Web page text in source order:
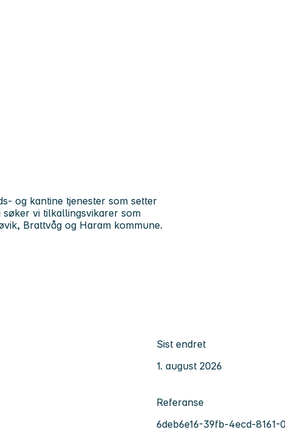
og kantine tjenester som setter
vi tilkallingsvikarer som
Brattvåg og Haram kommune.
Sist endret
1. august 2026
Referanse
6deb6e16-39fb-4ecd-8161-